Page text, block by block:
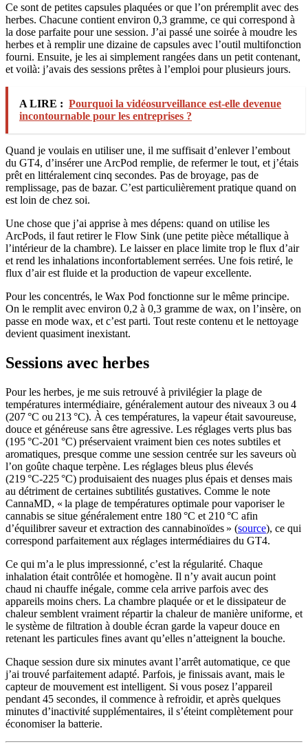
Ce sont de petites capsules plaquées or que l’on préremplit avec des
herbes. Chacune contient environ 0,3 gramme, ce qui correspond à
la dose parfaite pour une session. J’ai passé une soirée à moudre les
herbes et à remplir une dizaine de capsules avec l’outil multifonction
fourni. Ensuite, je les ai simplement rangées dans un petit contenant,
et voilà: j’avais des sessions prêtes à l’emploi pour plusieurs jours.
A LIRE : Pourquoi la vidéosurveillance est-elle devenue
incontournable pour les entreprises ?
Quand je voulais en utiliser une, il me suffisait d’enlever l’embout
du GT4, d’insérer une ArcPod remplie, de refermer le tout, et j’étais
prêt en littéralement cinq secondes. Pas de broyage, pas de
remplissage, pas de bazar. C’est particulièrement pratique quand on
est loin de chez soi.
Une chose que j’ai apprise à mes dépens: quand on utilise les
ArcPods, il faut retirer le Flow Sink (une petite pièce métallique à
l’intérieur de la chambre). Le laisser en place limite trop le flux d’air
et rend les inhalations inconfortablement serrées. Une fois retiré, le
flux d’air est fluide et la production de vapeur excellente.
Pour les concentrés, le Wax Pod fonctionne sur le même principe.
On le remplit avec environ 0,2 à 0,3 gramme de wax, on l’insère, on
passe en mode wax, et c’est parti. Tout reste contenu et le nettoyage
devient quasiment inexistant.
Sessions avec herbes
Pour les herbes, je me suis retrouvé à privilégier la plage de
températures intermédiaire, généralement autour des niveaux 3 ou 4
(207 °C ou 213 °C). À ces températures, la vapeur était savoureuse,
douce et généreuse sans être agressive. Les réglages verts plus bas
(195 °C‑201 °C) préservaient vraiment bien ces notes subtiles et
aromatiques, presque comme une session centrée sur les saveurs où
l’on goûte chaque terpène. Les réglages bleus plus élevés
(219 °C‑225 °C) produisaient des nuages plus épais et denses mais
au détriment de certaines subtilités gustatives. Comme le note
CannaMD, « la plage de températures optimale pour vaporiser le
cannabis se situe généralement entre 180 °C et 210 °C afin
d’équilibrer saveur et extraction des cannabinoïdes » (source), ce qui
correspond parfaitement aux réglages intermédiaires du GT4.
Ce qui m’a le plus impressionné, c’est la régularité. Chaque
inhalation était contrôlée et homogène. Il n’y avait aucun point
chaud ni chauffe inégale, comme cela arrive parfois avec des
appareils moins chers. La chambre plaquée or et le dissipateur de
chaleur semblent vraiment répartir la chaleur de manière uniforme, et
le système de filtration à double écran garde la vapeur douce en
retenant les particules fines avant qu’elles n’atteignent la bouche.
Chaque session dure six minutes avant l’arrêt automatique, ce que
j’ai trouvé parfaitement adapté. Parfois, je finissais avant, mais le
capteur de mouvement est intelligent. Si vous posez l’appareil
pendant 45 secondes, il commence à refroidir, et après quelques
minutes d’inactivité supplémentaires, il s’éteint complètement pour
économiser la batterie.